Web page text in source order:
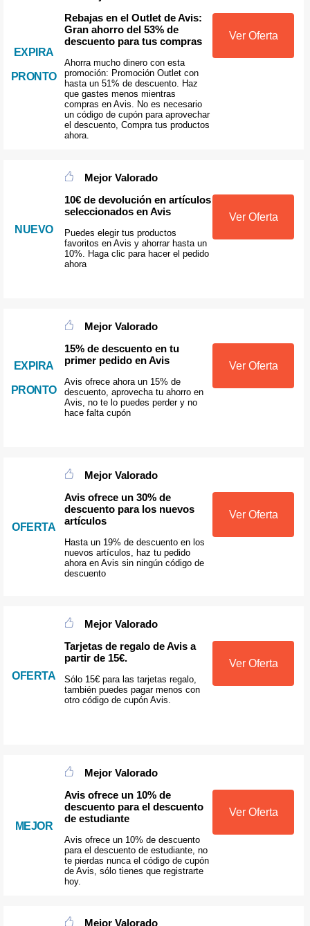
EXPIRA
PRONTO
Rebajas en el Outlet de Avis:
Gran ahorro del 53% de
descuento para tus compras
Ahorra mucho dinero con esta
promoción: Promoción Outlet con
hasta un 51% de descuento. Haz
que gastes menos mientras
compras en Avis. No es necesario
un código de cupón para aprovechar
el descuento, Compra tus productos
ahora.
Ver Oferta
NUEVO
Mejor Valorado
10€ de devolución en artículos
seleccionados en Avis
Puedes elegir tus productos
favoritos en Avis y ahorrar hasta un
10%. Haga clic para hacer el pedido
ahora
Ver Oferta
EXPIRA
PRONTO
Mejor Valorado
15% de descuento en tu
primer pedido en Avis
Avis ofrece ahora un 15% de
descuento, aprovecha tu ahorro en
Avis, no te lo puedes perder y no
hace falta cupón
Ver Oferta
OFERTA
Mejor Valorado
Avis ofrece un 30% de
descuento para los nuevos
artículos
Hasta un 19% de descuento en los
nuevos artículos, haz tu pedido
ahora en Avis sin ningún código de
descuento
Ver Oferta
OFERTA
Mejor Valorado
Tarjetas de regalo de Avis a
partir de 15€.
Sólo 15€ para las tarjetas regalo,
también puedes pagar menos con
otro código de cupón Avis.
Ver Oferta
MEJOR
Mejor Valorado
Avis ofrece un 10% de
descuento para el descuento
de estudiante
Avis ofrece un 10% de descuento
para el descuento de estudiante, no
te pierdas nunca el código de cupón
de Avis, sólo tienes que registrarte
hoy.
Ver Oferta
Mejor Valorado